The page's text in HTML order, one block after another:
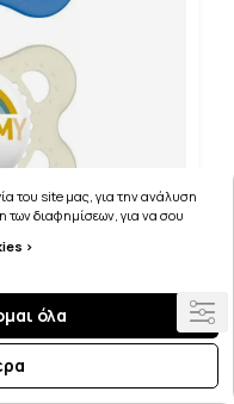
DADDY X2 ΣΙΛ 2-6
του site μας, για την ανάλυση
των διαφημίσεων, για να σου
τα cookies
>
όλα